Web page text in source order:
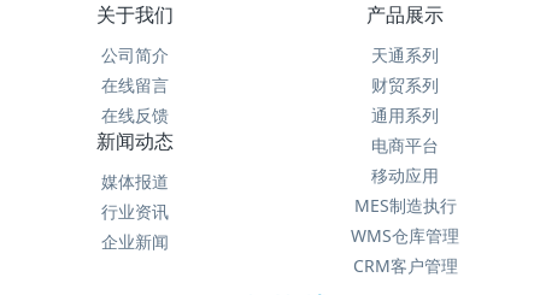
关于我们
公司简介
在线留言
在线反馈
产品展示
天通系列
财贸系列
通用系列
电商平台
移动应用
MES制造执行
WMS仓库管理
CRM客户管理
新闻动态
媒体报道
行业资讯
企业新闻